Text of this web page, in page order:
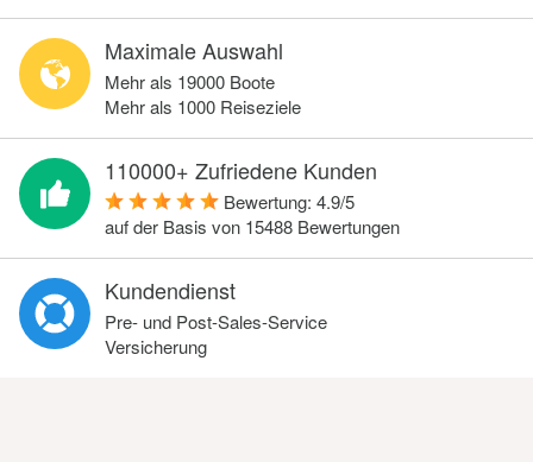
Maximale Auswahl
Mehr als 19000 Boote
Mehr als 1000 Reiseziele
110000+ Zufriedene Kunden
Bewertung: 4.9/5
auf der Basis von 15488 Bewertungen
Kundendienst
Pre- und Post-Sales-Service
Versicherung